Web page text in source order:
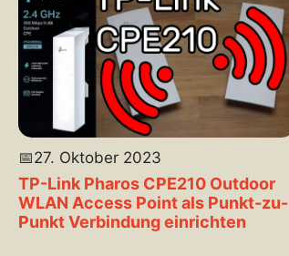
📅27. Oktober 2023
TP-Link Pharos CPE210 Outdoor
WLAN Access Point als Punkt-zu-
Punkt Verbindung einrichten